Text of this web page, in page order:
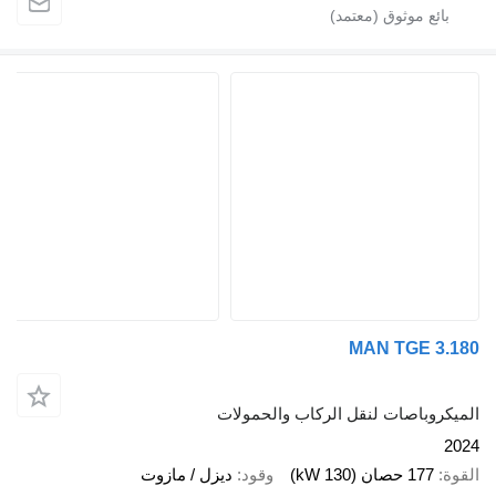
MAN TGE
لنقل الركاب والحمولات
177 حصان (130 kW) وقود
ديزل / مازوت